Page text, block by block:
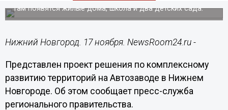
Там появятся жилые дома, школа и два детских сада.
Нижний Новгород. 17 ноября. NewsRoom24.ru -
Представлен проект решения по комплексному
развитию территорий на Автозаводе в Нижнем
Новгороде. Об этом сообщает пресс-служба
регионального правительства.